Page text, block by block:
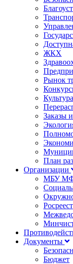
ЖКХ
Рынок
Заказы
План
Организации
МБУ
Документы
Бюджет